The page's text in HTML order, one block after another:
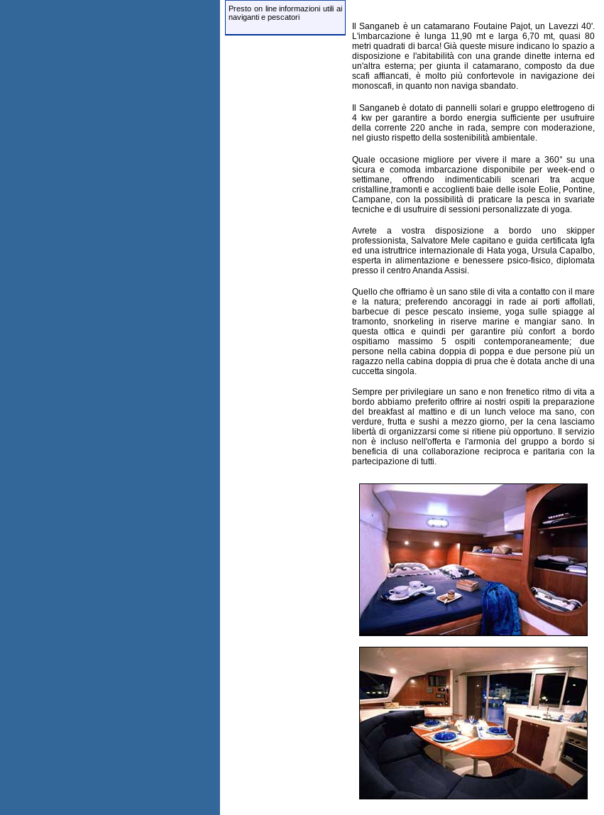
Presto on line informazioni utili ai
naviganti e pescatori
Il Sanganeb è un catamarano Foutaine Pajot, un Lavezzi 40'.
L'imbarcazione è lunga 11,90 mt e larga 6,70 mt, quasi 80
metri quadrati di barca! Già queste misure indicano lo spazio a
disposizione e l'abitabilità con una grande dinette interna ed
un'altra esterna; per giunta il catamarano, composto da due
scafi affiancati, è molto più confortevole in navigazione dei
monoscafi, in quanto non naviga sbandato.
Il Sanganeb è dotato di pannelli solari e gruppo elettrogeno di
4 kw per garantire a bordo energia sufficiente per usufruire
della corrente 220 anche in rada, sempre con moderazione,
nel giusto rispetto della sostenibilità ambientale.
Quale occasione migliore per vivere il mare a 360° su una
sicura e comoda imbarcazione disponibile per week-end o
settimane, offrendo indimenticabili scenari tra acque
cristalline,tramonti e accoglienti baie delle isole Eolie, Pontine,
Campane, con la possibilità di praticare la pesca in svariate
tecniche e di usufruire di sessioni personalizzate di yoga.
Avrete a vostra disposizione a bordo uno skipper
professionista, Salvatore Mele capitano e guida certificata Igfa
ed una istruttrice internazionale di Hata yoga, Ursula Capalbo,
esperta in alimentazione e benessere psico-fisico, diplomata
presso il centro Ananda Assisi.
Quello che offriamo è un sano stile di vita a contatto con il mare
e la natura; preferendo ancoraggi in rade ai porti affollati,
barbecue di pesce pescato insieme, yoga sulle spiagge al
tramonto, snorkeling in riserve marine e mangiar sano. In
questa ottica e quindi per garantire più confort a bordo
ospitiamo massimo 5 ospiti contemporaneamente; due
persone nella cabina doppia di poppa e due persone più un
ragazzo nella cabina doppia di prua che è dotata anche di una
cuccetta singola.
Sempre per privilegiare un sano e non frenetico ritmo di vita a
bordo abbiamo preferito offrire ai nostri ospiti la preparazione
del breakfast al mattino e di un lunch veloce ma sano, con
verdure, frutta e sushi a mezzo giorno, per la cena lasciamo
libertà di organizzarsi come si ritiene più opportuno. Il servizio
non è incluso nell'offerta e l'armonia del gruppo a bordo si
beneficia di una collaborazione reciproca e paritaria con la
partecipazione di tutti.